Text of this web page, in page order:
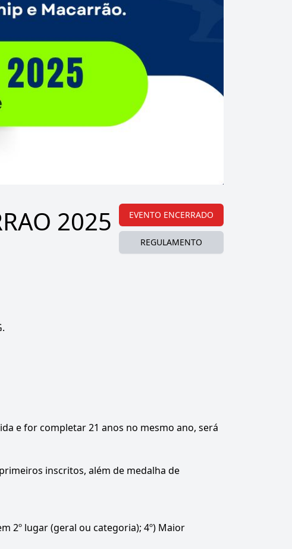
2025 EVENTO ENCERRADO
REGULAMENTO
e for completar 21 anos no mesmo ano, será
inscritos, além de medalha de
2º lugar (geral ou categoria); 4º) Maior